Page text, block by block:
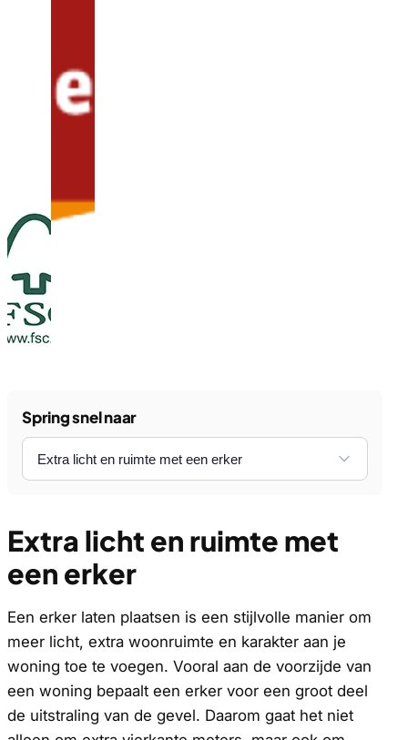
Spring snel naar
Extra licht en ruimte met
een erker
Een erker laten plaatsen is een stijlvolle manier om
meer licht, extra woonruimte en karakter aan je
woning toe te voegen. Vooral aan de voorzijde van
een woning bepaalt een erker voor een groot deel
de uitstraling van de gevel. Daarom gaat het niet